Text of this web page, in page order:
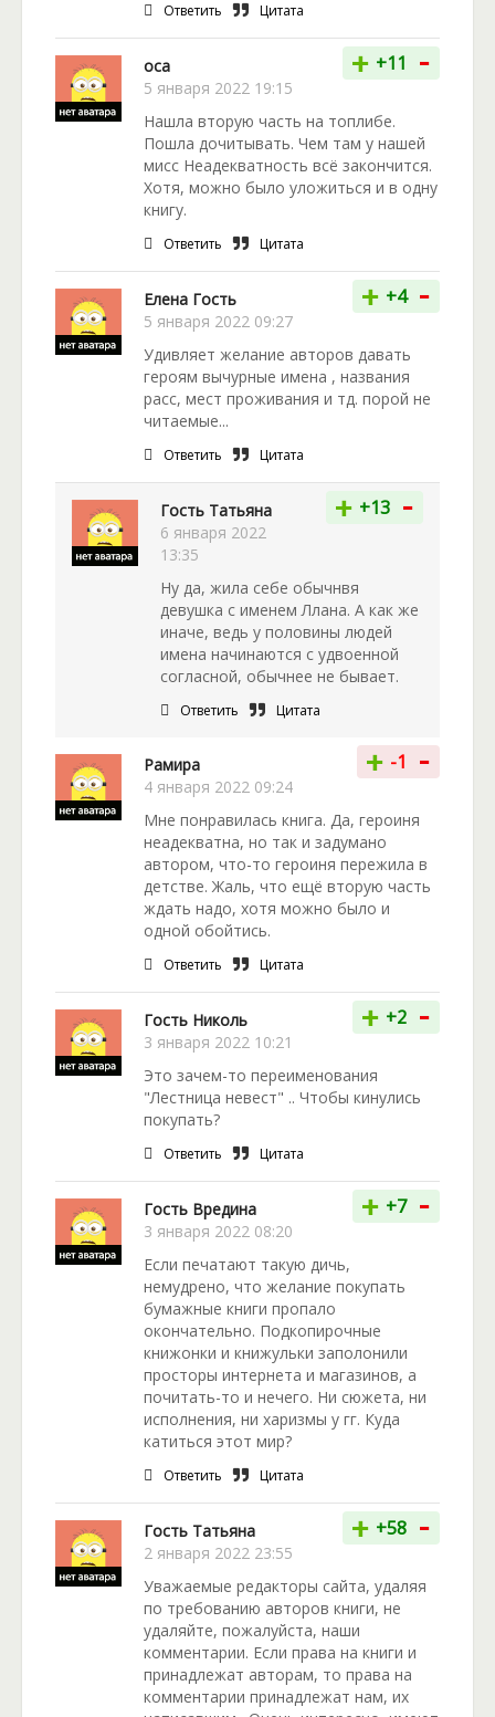
Ответить Цитата
оса
5 января 2022 19:15
+ +11 -
Нашла вторую часть на топлибе.
Пошла дочитывать. Чем там у нашей
мисс Неадекватность всё закончится.
Хотя, можно было уложиться и в одну
книгу.
Ответить Цитата
Елена Гость
5 января 2022 09:27
+ +4 -
Удивляет желание авторов давать
героям вычурные имена , названия
расс, мест проживания и тд. порой не
читаемые...
Ответить Цитата
Гость Татьяна
6 января 2022
13:35
+ +13 -
Ну да, жила себе обычнвя
девушка с именем Ллана. А как же
иначе, ведь у половины людей
имена начинаются с удвоенной
согласной, обычнее не бывает.
Ответить Цитата
Рамира
4 января 2022 09:24
+ -1 -
Мне понравилась книга. Да, героиня
неадекватна, но так и задумано
автором, что-то героиня пережила в
детстве. Жаль, что ещё вторую часть
ждать надо, хотя можно было и
одной обойтись.
Ответить Цитата
Гость Николь
3 января 2022 10:21
+ +2 -
Это зачем-то переименования
"Лестница невест" .. Чтобы кинулись
покупать?
Ответить Цитата
Гость Вредина
3 января 2022 08:20
+ +7 -
Если печатают такую дичь,
немудрено, что желание покупать
бумажные книги пропало
окончательно. Подкопирочные
книжонки и книжульки заполонили
просторы интернета и магазинов, а
почитать-то и нечего. Ни сюжета, ни
исполнения, ни харизмы у гг. Куда
катиться этот мир?
Ответить Цитата
Гость Татьяна
2 января 2022 23:55
+ +58 -
Уважаемые редакторы сайта, удаляя
по требованию авторов книги, не
удаляйте, пожалуйста, наши
комментарии. Если права на книги и
принадлежат авторам, то права на
комментарии принадлежат нам, их